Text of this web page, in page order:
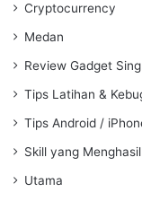
Cryptocurrency
Medan
Review Gadget
Tips Latihan &
Tips Android /
Skill yang
Utama